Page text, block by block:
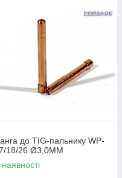
до TIG-пальнику WP-
18/26 Ø3,0ММ